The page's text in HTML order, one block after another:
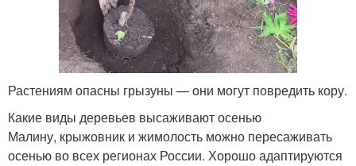
Растениям опасны грызуны — они могут повредить кору.
Какие виды деревьев высаживают осенью
Малину, крыжовник и жимолость можно пересаживать
осенью во всех регионах России. Хорошо адаптируются